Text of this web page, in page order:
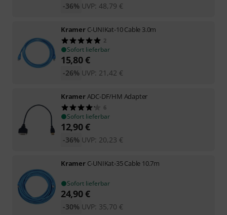
UVP: 48,79 €
-36%
Kramer C-UNIKat-10 Cable 3.0m
2
Sofort lieferbar
15,80€
UVP: 21,42 €
-26%
KramerADC-DF/HM Adapter
6
Sofort lieferbar
12,90€
UVP: 20,23 €
-36%
Kramer C-UNIKat-35 Cable 10.7m
Sofort lieferbar
24,90€
UVP: 35,70 €
-30%